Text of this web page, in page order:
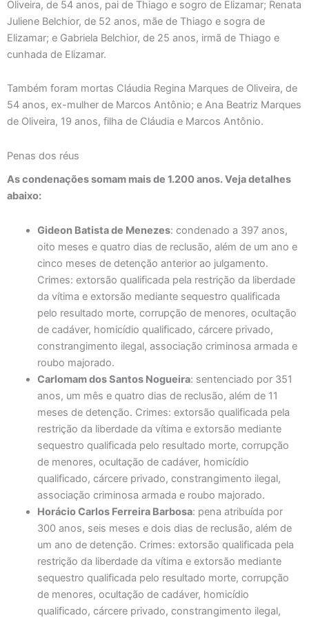
Oliveira, de 54 anos, pai de Thiago e sogro de Elizamar; Renata
Juliene Belchior, de 52 anos, mãe de Thiago e sogra de
Elizamar; e Gabriela Belchior, de 25 anos, irmã de Thiago e
cunhada de Elizamar.
Também foram mortas Cláudia Regina Marques de Oliveira, de
54 anos, ex-mulher de Marcos Antônio; e Ana Beatriz Marques
de Oliveira, 19 anos, filha de Cláudia e Marcos Antônio.
Penas dos réus
As condenações somam mais de 1.200 anos. Veja detalhes
abaixo:
Gideon Batista de Menezes: condenado a 397 anos,
oito meses e quatro dias de reclusão, além de um ano e
cinco meses de detenção anterior ao julgamento.
Crimes: extorsão qualificada pela restrição da liberdade
da vítima e extorsão mediante sequestro qualificada
pelo resultado morte, corrupção de menores, ocultação
de cadáver, homicídio qualificado, cárcere privado,
constrangimento ilegal, associação criminosa armada e
roubo majorado.
Carlomam dos Santos Nogueira: sentenciado por 351
anos, um mês e quatro dias de reclusão, além de 11
meses de detenção. Crimes: extorsão qualificada pela
restrição da liberdade da vítima e extorsão mediante
sequestro qualificada pelo resultado morte, corrupção
de menores, ocultação de cadáver, homicídio
qualificado, cárcere privado, constrangimento ilegal,
associação criminosa armada e roubo majorado.
Horácio Carlos Ferreira Barbosa: pena atribuída por
300 anos, seis meses e dois dias de reclusão, além de
um ano de detenção. Crimes: extorsão qualificada pela
restrição da liberdade da vítima e extorsão mediante
sequestro qualificada pelo resultado morte, corrupção
de menores, ocultação de cadáver, homicídio
qualificado, cárcere privado, constrangimento ilegal,